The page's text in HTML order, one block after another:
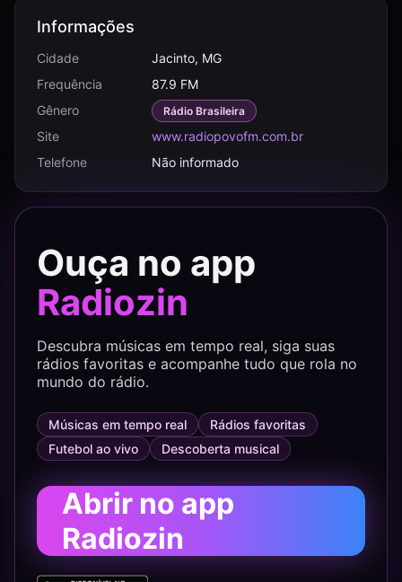
Informações
Cidade
Jacinto, MG
Frequência
87.9 FM
Gênero
Rádio Brasileira
Site
www.radiopovofm.com.br
Telefone
Não informado
Ouça no app
Radiozin
Descubra músicas em tempo real, siga suas
rádios favoritas e acompanhe tudo que rola no
mundo do rádio.
Músicas em tempo real
Rádios favoritas
Futebol ao vivo
Descoberta musical
Abrir no app
Radiozin